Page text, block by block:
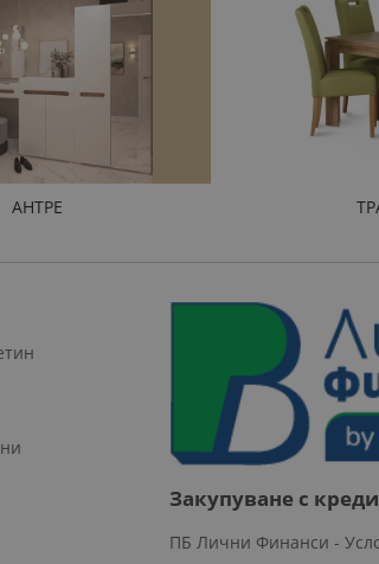
АНТРЕ
Закупуване с
ПБ Лични Финанси -